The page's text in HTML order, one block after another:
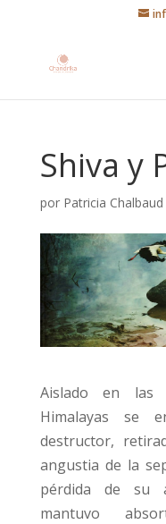
Shiva y
por Patricia Chalbaud
Aislado en las
Himalayas se
destructor,
angustia de la
pérdida de su
mantuvo